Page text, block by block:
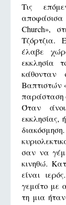
Τις
Church»,
Τζόρτζια.
έλαβε
εκκλησία
κάθονταν
Βαπτιστών
παράσταση
Όταν
εκκλησίας,
σαν να
κινηθώ.
είναι
γεμάτο με
τη μια